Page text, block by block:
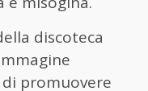
discoteca
promuovere